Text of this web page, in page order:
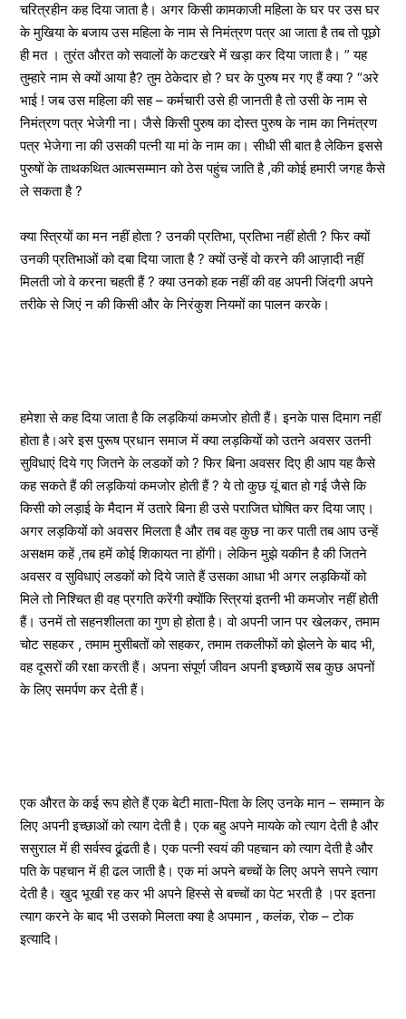
चरित्रहीन कह दिया जाता है। अगर किसी कामकाजी महिला के घर पर उस घर
के मुखिया के बजाय उस महिला के नाम से निमंत्रण पत्र आ जाता है तब तो पूछो
ही मत । तुरंत औरत को सवालों के कटखरे में खड़ा कर दिया जाता है। ” यह
तुम्हारे नाम से क्यों आया है? तुम ठेकेदार हो ? घर के पुरुष मर गए हैं क्या ? “अरे
भाई ! जब उस महिला की सह – कर्मचारी उसे ही जानती है तो उसी के नाम से
निमंत्रण पत्र भेजेगी ना। जैसे किसी पुरुष का दोस्त पुरुष के नाम का निमंत्रण
पत्र भेजेगा ना की उसकी पत्नी या मां के नाम का। सीधी सी बात है लेकिन इससे
पुरुषों के ताथकथित आत्मसम्मान को ठेस पहुंच जाति है ,की कोई हमारी जगह कैसे
ले सकता है ?
क्या स्त्रियों का मन नहीं होता ? उनकी प्रतिभा, प्रतिभा नहीं होती ? फिर क्यों
उनकी प्रतिभाओं को दबा दिया जाता है ? क्यों उन्हें वो करने की आज़ादी नहीं
मिलती जो वे करना चहती हैं ? क्या उनको हक नहीं की वह अपनी जिंदगी अपने
तरीके से जिएं न की किसी और के निरंकुश नियमों का पालन करके।
हमेशा से कह दिया जाता है कि लड़कियां कमजोर होती हैं। इनके पास दिमाग नहीं
होता है।अरे इस पुरूष प्रधान समाज में क्या लड़कियों को उतने अवसर उतनी
सुविधाएं दिये गए जितने के लडकों को ? फिर बिना अवसर दिए ही आप यह कैसे
कह सकते हैं की लड़कियां कमजोर होती हैं ? ये तो कुछ यूं बात हो गई जैसे कि
किसी को लड़ाई के मैदान में उतारे बिना ही उसे पराजित घोषित कर दिया जाए।
अगर लड़कियों को अवसर मिलता है और तब वह कुछ ना कर पाती तब आप उन्हें
असक्षम कहें ,तब हमें कोई शिकायत ना होंगी। लेकिन मुझे यकीन है की जितने
अवसर व सुविधाएं लडकों को दिये जाते हैं उसका आधा भी अगर लड़कियों को
मिले तो निश्चित ही वह प्रगति करेंगी क्योंकि स्त्रियां इतनी भी कमजोर नहीं होती
हैं। उनमें तो सहनशीलता का गुण हो होता है। वो अपनी जान पर खेलकर, तमाम
चोट सहकर , तमाम मुसीबतों को सहकर, तमाम तकलीफों को झेलने के बाद भी,
वह दूसरों की रक्षा करती हैं। अपना संपूर्ण जीवन अपनी इच्छायें सब कुछ अपनों
के लिए समर्पण कर देती हैं।
एक औरत के कई रूप होते हैं एक बेटी माता-पिता के लिए उनके मान – सम्मान के
लिए अपनी इच्छाओं को त्याग देती है। एक बहु अपने मायके को त्याग देती है और
ससुराल में ही सर्वस्व ढूंढती है। एक पत्नी स्वयं की पहचान को त्याग देती है और
पति के पहचान में ही ढल जाती है। एक मां अपने बच्चों के लिए अपने सपने त्याग
देती है। खुद भूखी रह कर भी अपने हिस्से से बच्चों का पेट भरती है ।पर इतना
त्याग करने के बाद भी उसको मिलता क्या है अपमान , कलंक, रोक – टोक
इत्यादि।